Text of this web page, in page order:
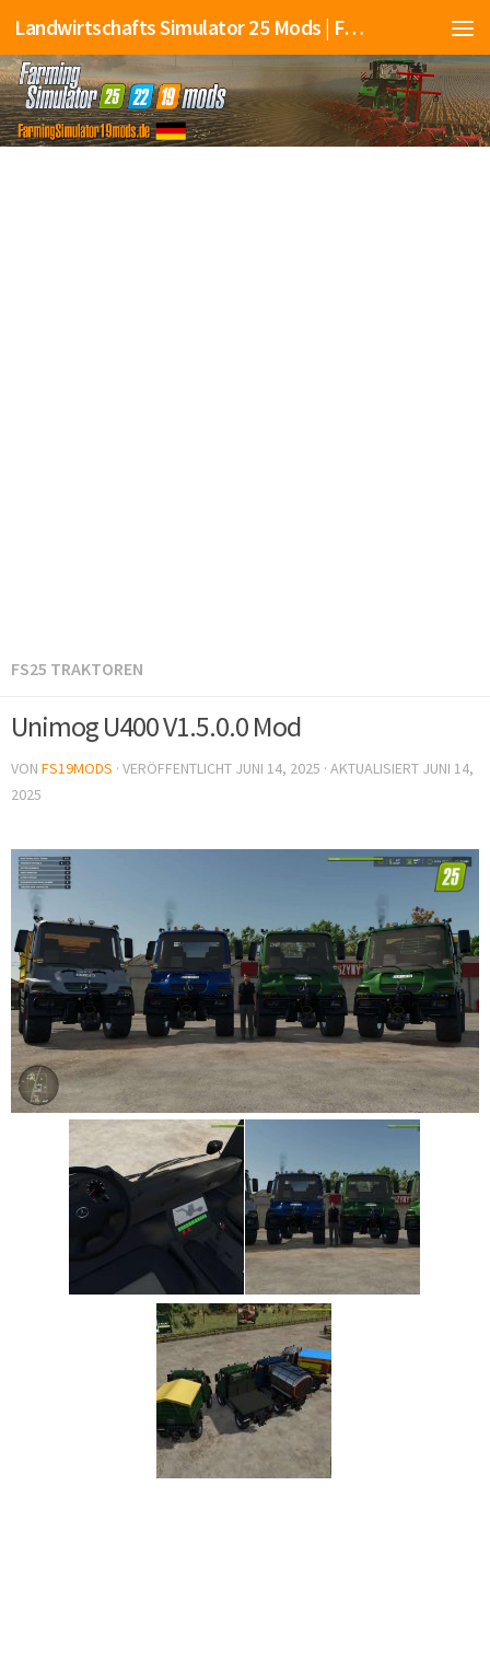
Landwirtschafts Simulator 25 Mods | Farming Simulator 25 Mods | FS25 Mods
FS25 TRAKTOREN
Unimog U400 V1.5.0.0 Mod
VON FS19MODS · VERÖFFENTLICHT JUNI 14, 2025 · AKTUALISIERT JUNI 14,
2025